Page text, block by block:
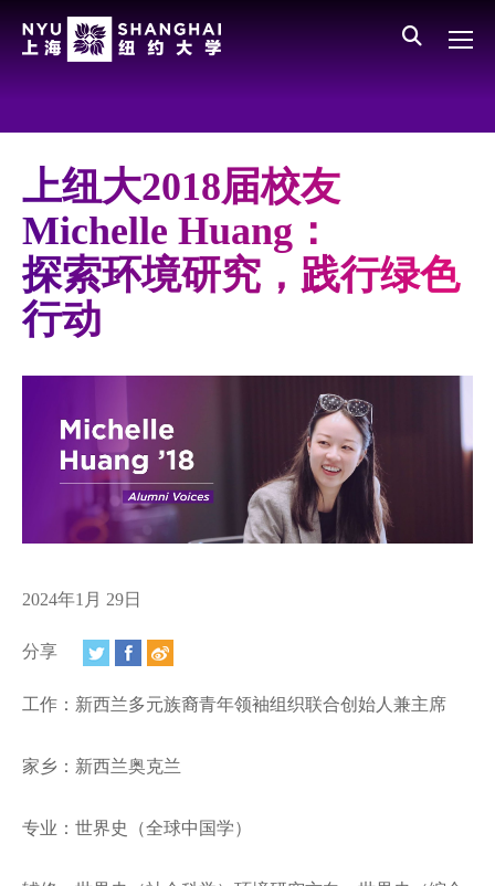
All NYU
学校领导
师资队伍
新闻与媒体报道
媒体视点
相册
新闻简报
上海纽约大学汇刊
活动纵览
上纽大2018届校友
Michelle Huang：
探索环境研究，践行绿色
行动
2024年1月 29日
分享
工作：新西兰多元族裔青年领袖组织联合创始人兼主席
家乡：新西兰奥克兰
专业：世界史（全球中国学）